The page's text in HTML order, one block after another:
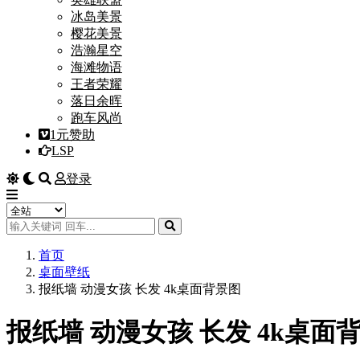
冰岛美景
樱花美景
浩瀚星空
海滩物语
王者荣耀
落日余晖
跑车风尚
1元赞助
LSP
登录
首页
桌面壁纸
报纸墙 动漫女孩 长发 4k桌面背景图
报纸墙 动漫女孩 长发 4k桌面